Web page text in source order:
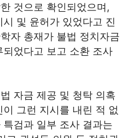
것으로 확인되었으며,
및 윤허가 있었다고 진
자 총재가 불법 정치자금
었다고 보고 소환 조사
자금 제공 및 청탁 의혹
그런 지시를 내린 적 없
검과 일부 조사 결과는